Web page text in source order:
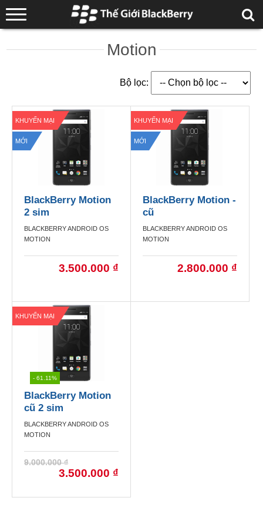
Motion
Bộ lọc:
KHUYẾN MẠI
MỚI
BlackBerry Motion
2 sim
BLACKBERRY ANDROID OS
MOTION
3.500.000 ₫
KHUYẾN MẠI
MỚI
BlackBerry Motion -
cũ
BLACKBERRY ANDROID OS
MOTION
2.800.000 ₫
KHUYẾN MẠI
- 61.11%
BlackBerry Motion
cũ 2 sim
BLACKBERRY ANDROID OS
MOTION
9.000.000 ₫
3.500.000 ₫